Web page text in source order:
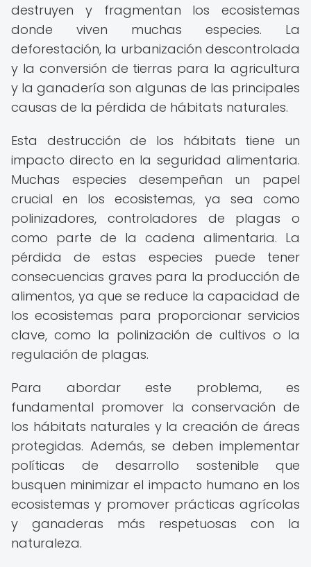
destruyen y fragmentan los ecosistemas
donde viven muchas especies. La
deforestación, la urbanización descontrolada
y la conversión de tierras para la agricultura
y la ganadería son algunas de las principales
causas de la pérdida de hábitats naturales.
Esta destrucción de los hábitats tiene un
impacto directo en la seguridad alimentaria.
Muchas especies desempeñan un papel
crucial en los ecosistemas, ya sea como
polinizadores, controladores de plagas o
como parte de la cadena alimentaria. La
pérdida de estas especies puede tener
consecuencias graves para la producción de
alimentos, ya que se reduce la capacidad de
los ecosistemas para proporcionar servicios
clave, como la polinización de cultivos o la
regulación de plagas.
Para abordar este problema, es
fundamental promover la conservación de
los hábitats naturales y la creación de áreas
protegidas. Además, se deben implementar
políticas de desarrollo sostenible que
busquen minimizar el impacto humano en los
ecosistemas y promover prácticas agrícolas
y ganaderas más respetuosas con la
naturaleza.